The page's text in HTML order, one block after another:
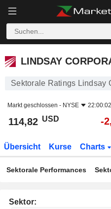
LINDSAY CORPORATION
LINDSAY
Sektorale Ratings Lindsay
Markt geschlossen - NYSE
114,82 USD -
Übersicht Kurse Charts
Sektorale Performances
Sektor: